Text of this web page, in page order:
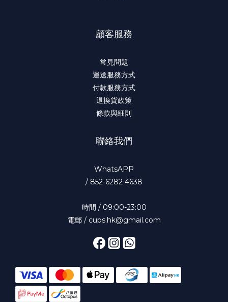
顧客服務
常見問題
運送服務方式
付款服務方式
退換貨政策
條款與細則
聯絡我們
WhatsAPP
/ 852-6282 4638
時間 / 09:00-23:00
電郵 / cups.hk@gmail.com